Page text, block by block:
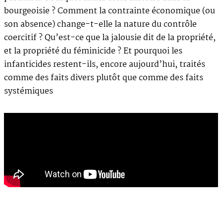
bourgeoisie ? Comment la contrainte économique (ou
son absence) change-t-elle la nature du contrôle
coercitif ? Qu’est-ce que la jalousie dit de la propriété,
et la propriété du féminicide ? Et pourquoi les
infanticides restent-ils, encore aujourd’hui, traités
comme des faits divers plutôt que comme des faits
systémiques